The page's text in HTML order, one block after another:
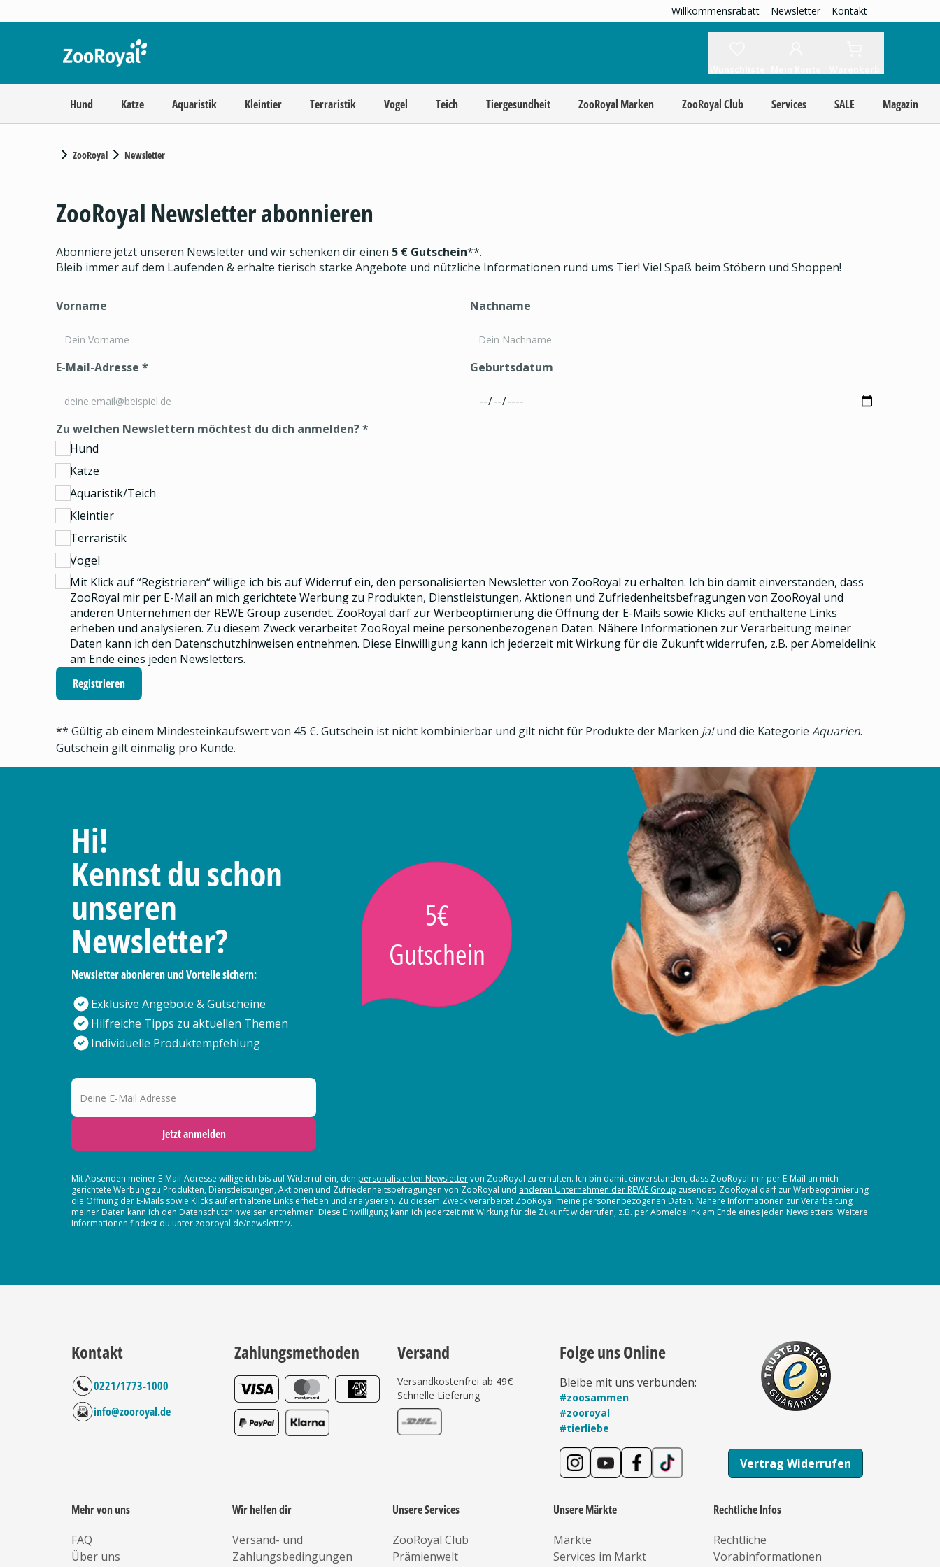
Willkommensrabatt Newsletter Kontakt
Hund Katze Aquaristik Kleintier Terraristik Vogel Teich Tiergesundheit ZooRoyal Marken ZooRoyal Club Services SALE Magazin
ZooRoyal Newsletter
ZooRoyal Newsletter abonnieren
Abonniere jetzt unseren Newsletter und wir schenken dir einen 5 € Gutschein**.
Bleib immer auf dem Laufenden & erhalte tierisch starke Angebote und nützliche Informationen rund ums Tier! Viel Spaß beim Stöbern und Shoppen!
Vorname Nachname
E-Mail-Adresse * Geburtsdatum
Zu welchen Newslettern möchtest du dich anmelden?*
Hund
Katze
Aquaristik/Teich
Kleintier
Terraristik
Vogel
Mit Klick auf “Registrieren“ willige ich bis auf Widerruf ein, den personalisierten Newslettervon ZooRoyal zu erhalten. Ich bin damit einverstanden, dass
ZooRoyal mir per E-Mail an mich gerichtete Werbung zu Produkten, Dienstleistungen, Aktionen und Zufriedenheitsbefragungen von ZooRoyal und
anderen Unternehmen der REWE Group zusendet. ZooRoyal darf zur Werbeoptimierung die Öffnung der E-Mails sowie Klicks auf enthaltene Links
erheben und analysieren. Zu diesem Zweck verarbeitet ZooRoyal meine personenbezogenen Daten. Nähere Informationen zur Verarbeitung meiner
Daten kann ich den Datenschutzhinweisen entnehmen. Diese Einwilligung kann ich jederzeit mit Wirkung für die Zukunft widerrufen, z.B. per Abmeldelink
am Ende eines jeden Newsletters.
Registrieren
** Gültig ab einem Mindesteinkaufswert von 45 €. Gutschein ist nicht kombinierbar und gilt nicht für Produkte der Marken ja!und die Kategorie Aquarien.
Gutschein gilt einmalig pro Kunde.
Hi!
Kennst du schon
unseren
Newsletter?
Newsletter abonieren und Vorteile sichern:
Exklusive Angebote & Gutscheine
Hilfreiche Tipps zu aktuellen Themen
Individuelle Produktempfehlung
5€
Gutschein
Deine E-Mail Adresse
Jetzt anmelden
Mit Absenden meiner E-Mail-Adresse willige ich bis auf Widerruf ein, den personalisierten Newslettervon ZooRoyal zu erhalten. Ich bin damit einverstanden, dass ZooRoyal mir per E-Mail an mich
gerichtete Werbung zu Produkten, Dienstleistungen, Aktionen und Zufriedenheitsbefragungen von ZooRoyal und anderen Unternehmen der REWE Group zusendet. ZooRoyal darf zur Werbeoptimierung
die Öffnung der E-Mails sowie Klicks auf enthaltene Links erheben und analysieren. Zu diesem Zweck verarbeitet ZooRoyal meine personenbezogenen Daten. Nähere Informationen zur Verarbeitung
meiner Daten kann ich den Datenschutzhinweisen entnehmen. Diese Einwilligung kann ich jederzeit mit Wirkung für die Zukunft widerrufen, z.B. per Abmeldelink am Ende eines jeden Newsletters. Weitere
Informationen findest du unter zooroyal.de/newsletter/.
Kontakt
0221/1773-1000
info@zooroyal.de
Zahlungsmethoden Versand
Versandkostenfrei ab 49€
Schnelle Lieferung
Folge uns Online
Bleibe mit uns verbunden:
#zoosammen
#zooroyal
#tierliebe
Vertrag Widerrufen
Mehr von uns
FAQ
Über uns
Wir helfen dir
Versand- und
Zahlungsbedingungen
Unsere Services
ZooRoyal Club
Prämienwelt
Unsere Märkte
Märkte
Services im Markt
Rechtliche Infos
Rechtliche
Vorabinformationen